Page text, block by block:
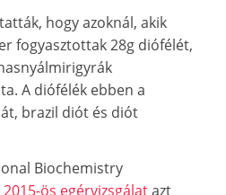
hogy azoknál, akik
fogyasztottak 28g diófélét,
A diófélék ebben a
brazil diót és diót
Biochemistry
2015-ös egérvizsgálatazt